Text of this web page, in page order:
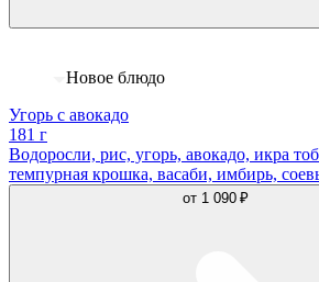
Новое блюдо
Угорь с авокадо
181 г
Водоросли, рис, угорь, авокадо, икра
темпурная крошка, васаби, имбирь,
от 1 090 ₽